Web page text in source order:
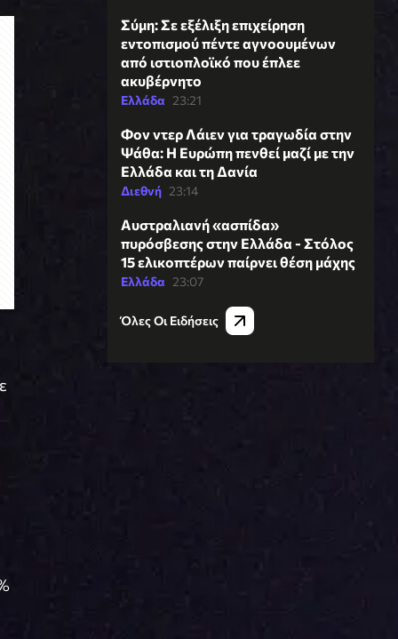
Σύμη: Σε εξέλιξη επιχείρηση
εντοπισμού πέντε αγνοουμένων
από ιστιοπλοϊκό που έπλεε
ακυβέρνητο
Ελλάδα 23:21
Φον ντερ Λάιεν για τραγωδία στην
Ψάθα: Η Ευρώπη πενθεί μαζί με την
Ελλάδα και τη Δανία
Διεθνή 23:14
Αυστραλιανή «ασπίδα»
πυρόσβεσης στην Ελλάδα - Στόλος
15 ελικοπτέρων παίρνει θέση μάχης
Ελλάδα 23:07
Όλες Οι Ειδήσεις